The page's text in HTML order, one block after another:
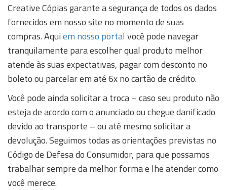
Creative Cópias garante a segurança de todos os dados
fornecidos em nosso site no momento de suas
compras. Aquiem nosso portal você pode navegar
tranquilamente para escolher qual produto melhor
atende às suas expectativas, pagar com desconto no
boleto ou parcelar em até 6x no cartão de crédito.
Você pode ainda solicitar a troca – caso seu produto não
esteja de acordo com o anunciado ou chegue danificado
devido ao transporte – ou até mesmo solicitar a
devolução. Seguimos todas as orientações previstas no
Código de Defesa do Consumidor, para que possamos
trabalhar sempre da melhor forma e lhe atender como
você merece.